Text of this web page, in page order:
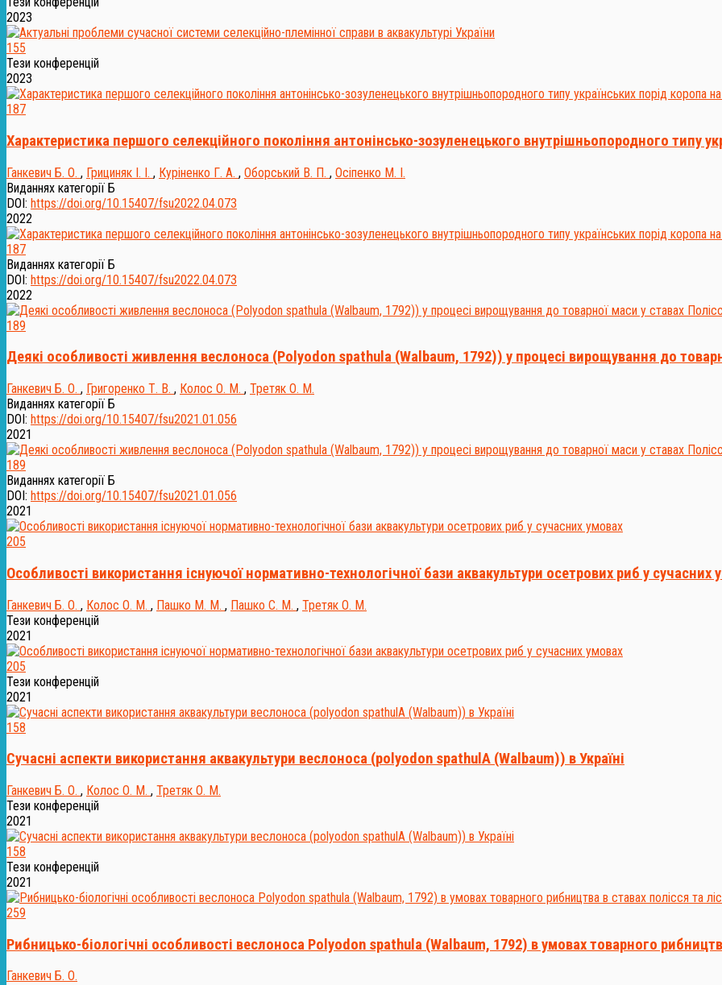
2023
155
Тези конференцій
2023
187
Характеристика першого селекційного покоління антонінсько-зозуленецького внутрішньопородного типу
Ганкевич Б. О. , Грициняк І. І. , Куріненко Г. А. , Оборський В. П. , Осіпенко М. І.
Виданнях категорії Б
DOI: https://doi.org/10.15407/fsu2022.04.073
2022
187
Виданнях категорії Б
DOI: https://doi.org/10.15407/fsu2022.04.073
2022
189
Деякі особливості живлення веслоноса (Polyodon spathula (Walbaum, 1792)) у процесі вирощування до
Ганкевич Б. О. , Григоренко Т. В. , Колос О. М. , Третяк О. М.
Виданнях категорії Б
DOI: https://doi.org/10.15407/fsu2021.01.056
2021
189
Виданнях категорії Б
DOI: https://doi.org/10.15407/fsu2021.01.056
2021
205
Особливості використання існуючої нормативно-технологічної бази аквакультури осетрових риб у сучасних
Ганкевич Б. О. , Колос О. М. , Пашко М. М. , Пашко С. М. , Третяк О. М.
Тези конференцій
2021
205
Тези конференцій
2021
158
Сучасні аспекти використання аквакультури веслоноса (polyodon spathulA (Walbaum)) в Україні
Ганкевич Б. О. , Колос О. М. , Третяк О. М.
Тези конференцій
2021
158
Тези конференцій
2021
259
Рибницько-біологічні особливості веслоноса Polyodon spathula (Walbaum, 1792) в умовах товарного
Ганкевич Б. О.